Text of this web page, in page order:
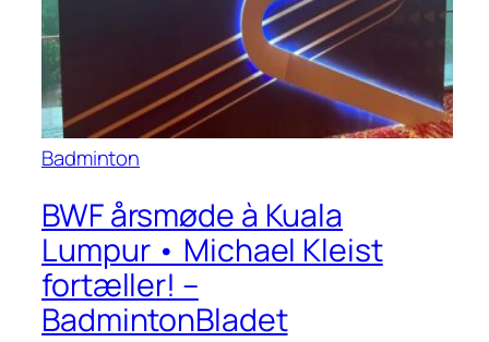
Badminton
BWF årsmøde à Kuala
Lumpur • Michael Kleist
fortæller! –
BadmintonBladet